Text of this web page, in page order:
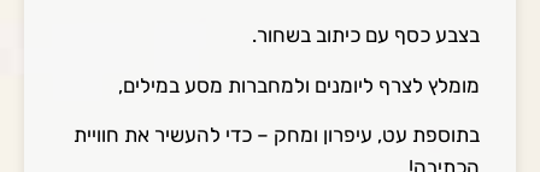
בצבע כסף עם כיתוב בשחור.
מומלץ לצרף ליומנים ולמחברות מסע במילים,
בתוספת עט, עיפרון ומחק – כדי להעשיר את חוויית